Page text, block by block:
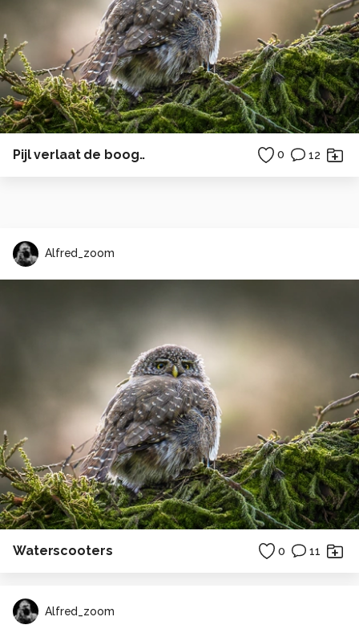
Pijl verlaat de boog.. 0 12
Alfred_zoom
Waterscooters 0 11
Alfred_zoom